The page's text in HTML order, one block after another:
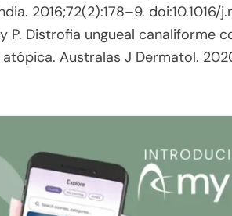
2016;72(2):178–9. doi:10.1016/
P. Distrofia ungueal
Australas J Dermatol.